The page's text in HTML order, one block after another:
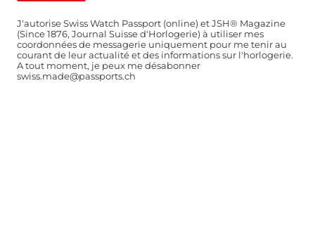
J'autorise Swiss Watch Passport (online) et JSH® Magazine
(Since 1876, Journal Suisse d'Horlogerie) à utiliser mes
coordonnées de messagerie uniquement pour me tenir au
courant de leur actualité et des informations sur l'horlogerie.
A tout moment, je peux me désabonner
swiss.made@passports.ch